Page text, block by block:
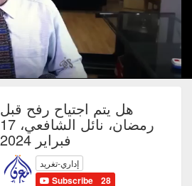
هل يتم اجتياح رفح قبل
رمضان، نائل الشافعي، 17
فبراير 2024
إداري-تغريد
Subscribe 28